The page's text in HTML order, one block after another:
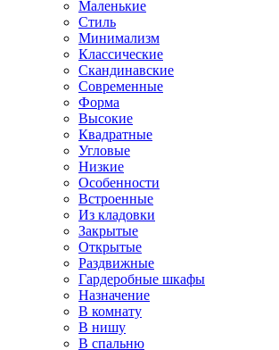
Маленькие
Стиль
Минимализм
Классические
Скандинавские
Современные
Форма
Высокие
Квадратные
Угловые
Низкие
Особенности
Встроенные
Из кладовки
Закрытые
Открытые
Раздвижные
Гардеробные шкафы
Назначение
В комнату
В нишу
В спальню